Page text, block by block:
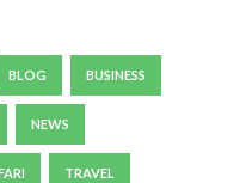
BLOG BUSINESS
NEWS
TRAVEL